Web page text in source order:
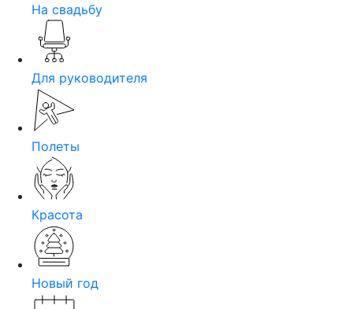
На свадьбу
Для руководителя
Полеты
Красота
Новый год